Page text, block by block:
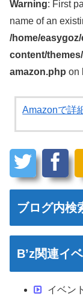
Warning: First
name of an
/home/
content/
amazon.php on
Amazonで詳
ブログ内検
B’z関連イ
イベン